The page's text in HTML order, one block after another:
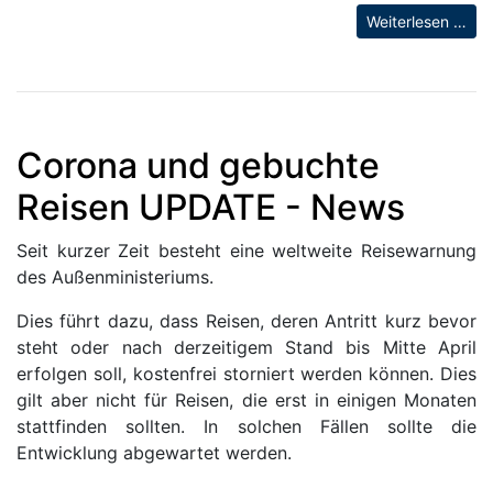
Weiterlesen …
Corona und gebuchte
Reisen UPDATE - News
Seit kurzer Zeit besteht eine weltweite Reisewarnung
des Außenministeriums.
Dies führt dazu, dass Reisen, deren Antritt kurz bevor
steht oder nach derzeitigem Stand bis Mitte April
erfolgen soll, kostenfrei storniert werden können. Dies
gilt aber nicht für Reisen, die erst in einigen Monaten
stattfinden sollten. In solchen Fällen sollte die
Entwicklung abgewartet werden.